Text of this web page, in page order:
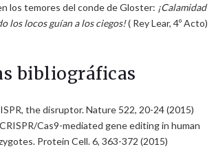
los temores del conde de Gloster: ¡Calamidad
los locos guían a los ciegos!( Rey Lear, 4º Acto)
bibliográficas
the disruptor. Nature 522, 20-24 (2015)
CRISPR/Cas9-mediated gene editing in human
Protein Cell. 6, 363-372 (2015)